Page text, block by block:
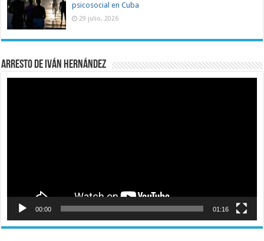
psicosocial en Cuba
29 julio, 2026
Arresto de Iván Hernández
00:00 01:16